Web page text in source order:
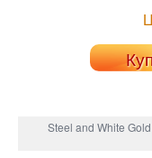
Steel and White Gold